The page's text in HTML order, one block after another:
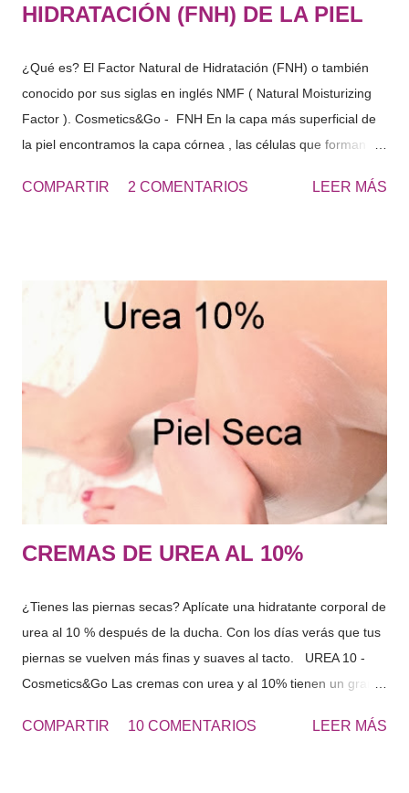
HIDRATACIÓN (FNH) DE LA PIEL
¿Qué es? El Factor Natural de Hidratación (FNH) o también
conocido por sus siglas en inglés NMF ( Natural Moisturizing
Factor ). Cosmetics&Go - FNH En la capa más superficial de
la piel encontramos la capa córnea , las células que forman
tienen diferentes componentes solubles en agua. Estos
conjunto es lo que denominamos Factor Natural de
Hidratación" Si analizamos el FNH, este seria rico en
aminoácidos, PCA, lactatos, urea, amoniaco, acido úrico, iones
sodio , potasio… azucares etc.. en fin una cantidad de
sustancias capaces de captar agua y mantenerla dentro de las
células. El conjunto de sustancias que forman el FNH captan
agua del interior del organismo y del exterior, es decir, del
ambiente que n...
COMPARTIR 2 COMENTARIOS LEER MÁS
CREMAS DE UREA AL 10%
¿Tienes las piernas secas? Aplícate una hidratante corporal de
urea al 10 % después de la ducha. Con los días verás que tus
piernas se vuelven más finas y suaves al tacto. UREA 10 -
Cosmetics&Go Las cremas con urea y al 10% tienen un gran
superficie de la piel. Ideal para pieles secas o ahora en
COMPARTIR 10 COMENTARIOS LEER MÁS